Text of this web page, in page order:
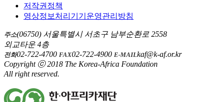
저작권정책
영상정보처리기기운영관리방침
주소(06750) 서울특별시 서초구 남부순환로 2558
외교타운 4층
전화02-722-4700 FAX02-722-4900 E-MAILkaf@k-af.or.kr
Copyright ⓒ 2018 The Korea-Africa Foundation
All right reserved.